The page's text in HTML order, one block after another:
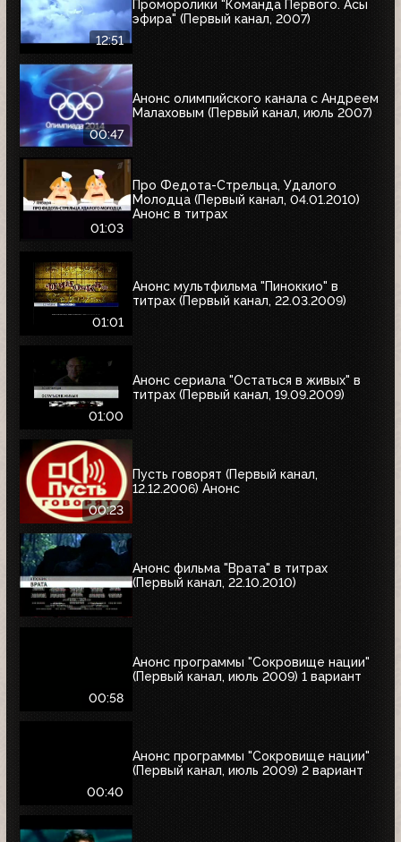
12:51
Проморолики "Команда Первого. Асы
эфира" (Первый канал, 2007)
00:47
Анонс олимпийского канала с Андреем
Малаховым (Первый канал, июль 2007)
01:03
Про Федота-Стрельца, Удалого
Молодца (Первый канал, 04.01.2010)
Анонс в титрах
01:01
Анонс мультфильма "Пиноккио" в
титрах (Первый канал, 22.03.2009)
01:00
Анонс сериала "Остаться в живых" в
титрах (Первый канал, 19.09.2009)
00:23
Пусть говорят (Первый канал,
12.12.2006) Анонс
Анонс фильма "Врата" в титрах
(Первый канал, 22.10.2010)
00:58
Анонс программы "Сокровище нации"
(Первый канал, июль 2009) 1 вариант
00:40
Анонс программы "Сокровище нации"
(Первый канал, июль 2009) 2 вариант